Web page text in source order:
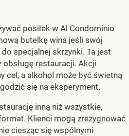
posiłek w Al Condominio
butelkę wina jeśli swój
specjalnej skrzynki. Ta jest
obsługę restauracji. Akcji
cel, a alkohol może być świetną
się na eksperyment.
inną niż wszystkie,
Klienci mogą zrezygnować
ciesząc się wspólnymi